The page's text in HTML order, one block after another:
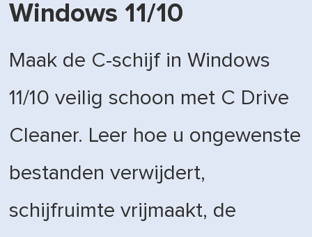
Windows 11/10
Maak de C-schijf in Windows
11/10 veilig schoon met C Drive
Cleaner. Leer hoe u ongewenste
bestanden verwijdert,
schijfruimte vrijmaakt, de